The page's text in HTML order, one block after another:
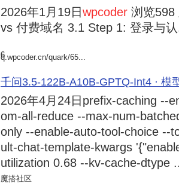
2026年1月19日wpcoder 浏览598
vs 付费域名 3.1 Step 1: 登录与
6
q.wpcoder.cn/quark/65...
千问3.5-122B-A10B-GPTQ-Int4 · 模
2026年4月24日 prefix-caching --
om-all-reduce --max-num-
only --enable-auto-tool-choice --
ult-chat-template-kwargs
utilization 0.68 --kv-cache-dtype
魔搭社区